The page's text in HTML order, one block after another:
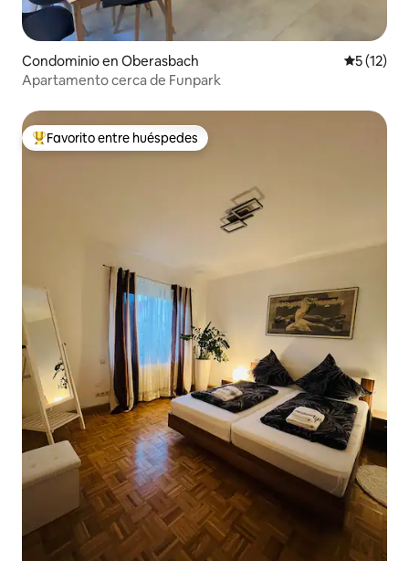
Condominio en Oberasbach
5 (12)
Apartamento cerca de Funpark
De los mejores en Favorito entre huéspedes
Favorito entre huéspedes